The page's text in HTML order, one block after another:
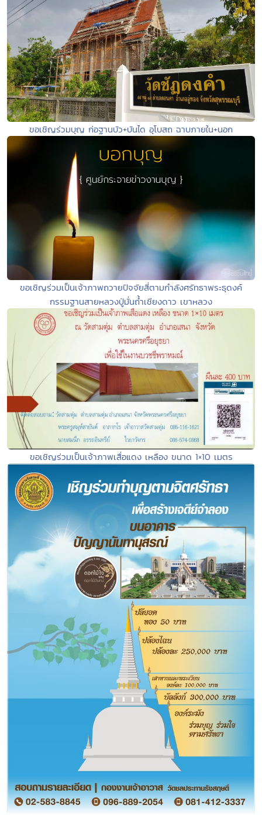
ขอเชิญร่วมบุญ ก่อฐานบัว+บันได อุโบสถ ฉาบภายใน+นอก
ขอเชิญร่วมเป็นเจ้าภาพถวายปัจจัยสี่ตามกำลังศรัทธาพระธุดงค์
กรรมฐานสายหลวงปู่มั่นถ้ำเชียงดาว เขาหลวง
ขอเชิญร่วมเป็นเจ้าภาพเสื่อแดง เหลือง ขนาด 1×10 เมตร